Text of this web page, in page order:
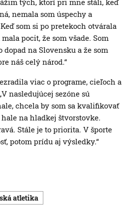
tých, ktorí pri mne stáli, keď
nemala som úspechy a
som si po pretekoch otvárala
pocit, že som všade. Som
dopad na Slovensku a že som
náš celý národ.“
viac o programe, cieľoch a
nasledujúcej sezóne sú
chcela by som sa kvalifikovať
na hladkej štvorstovke.
Stále je to priorita. V športe
potom prídu aj výsledky.“
atletika